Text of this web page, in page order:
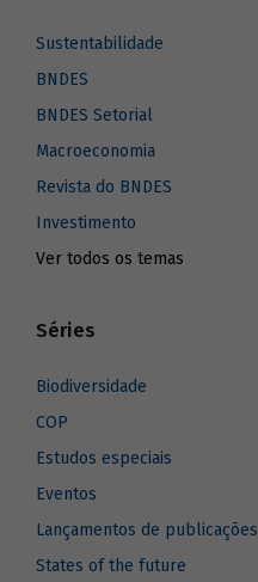
Sustentabilidade
BNDES
BNDES Setorial
Macroeconomia
Revista do BNDES
Investimento
Ver todos os temas
Séries
Biodiversidade
COP
Estudos especiais
Eventos
Lançamentos de publicações
States of the future